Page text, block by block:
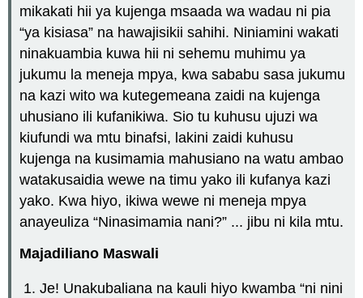
mikakati hii ya kujenga msaada wa wadau ni pia
“ya kisiasa” na hawajisikii sahihi. Niniamini wakati
ninakuambia kuwa hii ni sehemu muhimu ya
jukumu la meneja mpya, kwa sababu sasa jukumu
na kazi wito wa kutegemeana zaidi na kujenga
uhusiano ili kufanikiwa. Sio tu kuhusu ujuzi wa
kiufundi wa mtu binafsi, lakini zaidi kuhusu
kujenga na kusimamia mahusiano na watu ambao
watakusaidia wewe na timu yako ili kufanya kazi
yako. Kwa hiyo, ikiwa wewe ni meneja mpya
anayeuliza “Ninasimamia nani?” ... jibu ni kila mtu.
Majadiliano Maswali
Je! Unakubaliana na kauli hiyo kwamba “ni nini